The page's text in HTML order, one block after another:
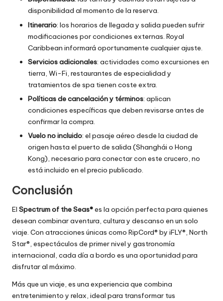
disponibilidad al momento de la reserva.
Itinerario: los horarios de llegada y salida pueden sufrir
modificaciones por condiciones externas. Royal
Caribbean informará oportunamente cualquier ajuste.
Servicios adicionales: actividades como excursiones en
tierra, Wi-Fi, restaurantes de especialidad y
tratamientos de spa tienen coste extra.
Políticas de cancelación y términos: aplican
condiciones específicas que deben revisarse antes de
confirmar la compra.
Vuelo no incluido: el pasaje aéreo desde la ciudad de
origen hasta el puerto de salida (Shanghái o Hong
Kong), necesario para conectar con este crucero, no
está incluido en el precio publicado.
Conclusión
El Spectrum of the Seas®es la opción perfecta para quienes
desean combinar aventura, cultura y descanso en un solo
viaje. Con atracciones únicas como RipCord® by iFLY®, North
Star®, espectáculos de primer nivel y gastronomía
internacional, cada día a bordo es una oportunidad para
disfrutar al máximo.
Más que un viaje, es una experiencia que combina
entretenimiento y relax, ideal para transformar tus